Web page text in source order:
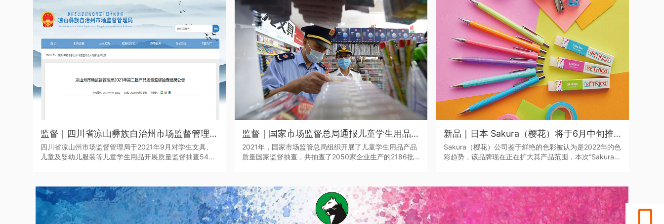
监督｜四川省凉山彝族自治州市场监督管理局于近日发布了2021年第二批产品质量监督抽查结果
四川省凉山州市场监督管理局于2021年9月对学生文具、
儿童及婴幼儿服装等儿童学生用品开展质量监督抽查545
监督｜国家市场监督总局通报儿童学生用品产品2021年抽查情况
2021年，国家市场监管总局组织开展了儿童学生用品产品
质量国家监督抽查，共抽查了2050家企业生产的2186批
等7种产品。其中，学生文具抽查不合格率7.0%，主要涉及
浙江省、广东省等产地的生产企业。
新品｜日本 Sakura（樱花）将于6月中旬推出全新色系的“Sakura Color Products”自动铅笔与橡皮擦
Sakura（樱花）公司鉴于鲜艳的色彩被认为是2022年的色
彩趋势，该品牌现在正在扩大其产品范围，本次“Sakura